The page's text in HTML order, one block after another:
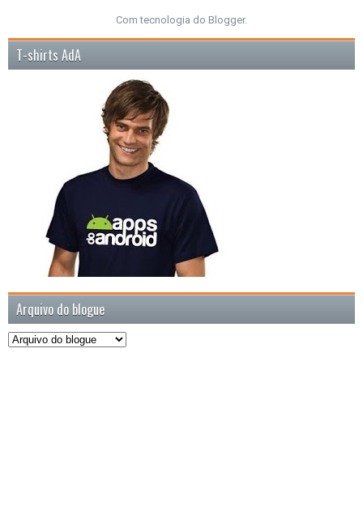
Com tecnologia do Blogger.
T-shirts AdA
Arquivo do blogue